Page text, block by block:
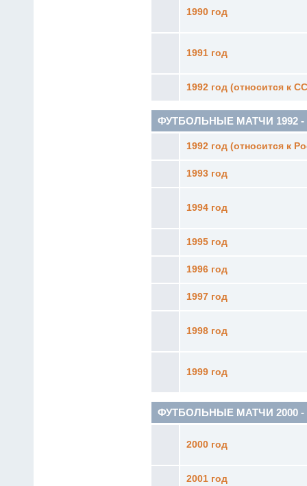
1990 год
1991 год
1992 год (относится к
ФУТБОЛЬНЫЕ МАТЧИ 1992 -
1992 год (относится к
1993 год
1994 год
1995 год
1996 год
1997 год
1998 год
1999 год
ФУТБОЛЬНЫЕ МАТЧИ 2000 -
2000 год
2001 год